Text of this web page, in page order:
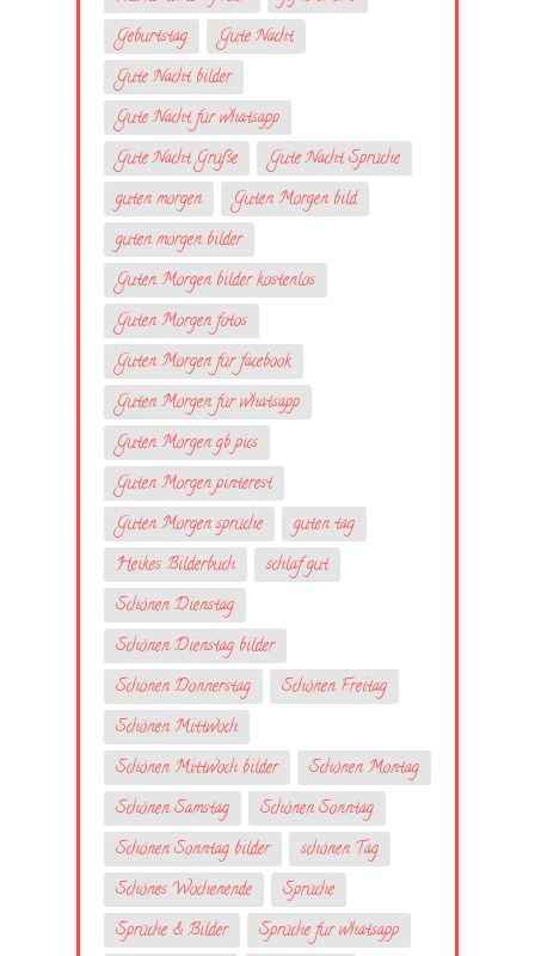
Geburtstag
Gute Nacht
Gute Nacht bilder
Gute Nacht für whatsapp
Gute Nacht Grüße
Gute Nacht Sprüche
guten morgen
Guten Morgen bild
guten morgen bilder
Guten Morgen bilder kostenlos
Guten Morgen fotos
Guten Morgen für facebook
Guten Morgen für whatsapp
Guten Morgen gb pics
Guten Morgen pinterest
Guten Morgen sprüche
guten tag
Heikes Bilderbuch
schlaf gut
Schönen Dienstag
Schönen Dienstag bilder
Schönen Donnerstag
Schönen Freitag
Schönen Mittwoch
Schönen Mittwoch bilder
Schönen Montag
Schönen Samstag
Schönen Sonntag
Schönen Sonntag bilder
schönen Tag
Schönes Wochenende
Sprüche
Sprüche & Bilder
Sprüche fur whatsapp